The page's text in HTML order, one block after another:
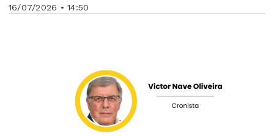
16/07/2026 • 14:50